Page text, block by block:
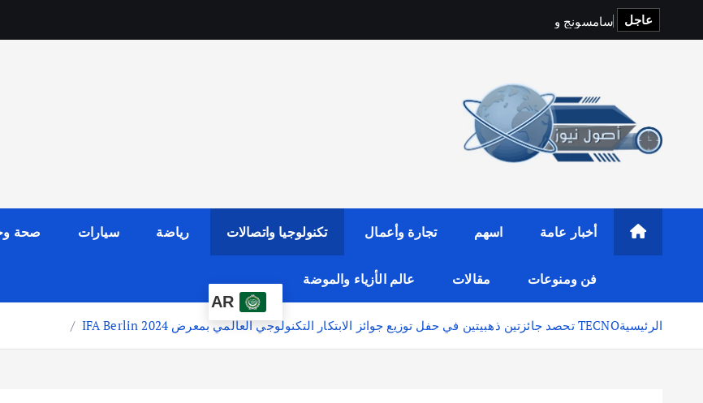
ى
عاجل سامسونج و
أخبار عامة اسهم تجارة وأعمال تكنولوجيا واتصالات رياضة سيارات صحة
فن ومنوعات مقالات
عالم الأزياء والموضة
AR
الرئيسيةTECNO تحصد جائزتين ذهبيتين في حفل توزيع جوائز الابتكار التكنولوجي العالمي بمعرض IFA Berlin 2024